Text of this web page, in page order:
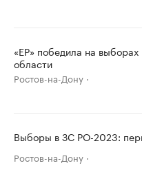
«ЕР» победила на
области
Ростов-на-Дону
Выборы в ЗС РО-2023:
Ростов-на-Дону